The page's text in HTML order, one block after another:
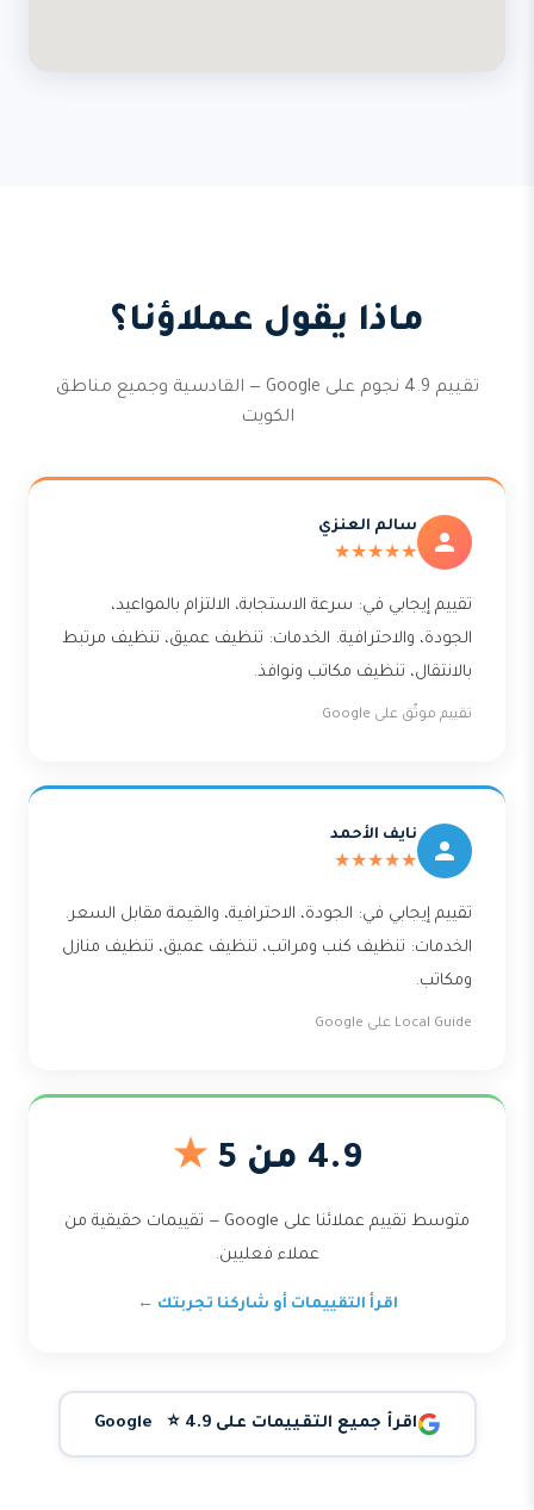
ماذا يقول عملاؤنا؟
تقييم 4.9 نجوم على Google — القادسية وجميع مناطق
الكويت
سالم العنزي
★★★★★
تقييم إيجابي في: سرعة الاستجابة، الالتزام بالمواعيد،
الجودة، والاحترافية. الخدمات: تنظيف عميق، تنظيف مرتبط
بالانتقال، تنظيف مكاتب ونوافذ.
تقييم موثّق على Google
نايف الأحمد
★★★★★
تقييم إيجابي في: الجودة، الاحترافية، والقيمة مقابل السعر.
الخدمات: تنظيف كنب ومراتب، تنظيف عميق، تنظيف منازل
ومكاتب.
Local Guide على Google
4.9 من 5 ★
متوسط تقييم عملائنا على Google — تقييمات حقيقية من
عملاء فعليين.
اقرأ التقييمات أو شاركنا تجربتك ←
اقرأ جميع التقييمات على Google ⭐ 4.9